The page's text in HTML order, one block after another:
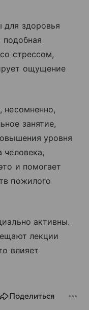
для здоровья
подобная
стрессом,
ощущение
несомненно,
занятие,
уровня
человека,
и помогает
пожилого
активны.
лекции
влияет
Поделиться